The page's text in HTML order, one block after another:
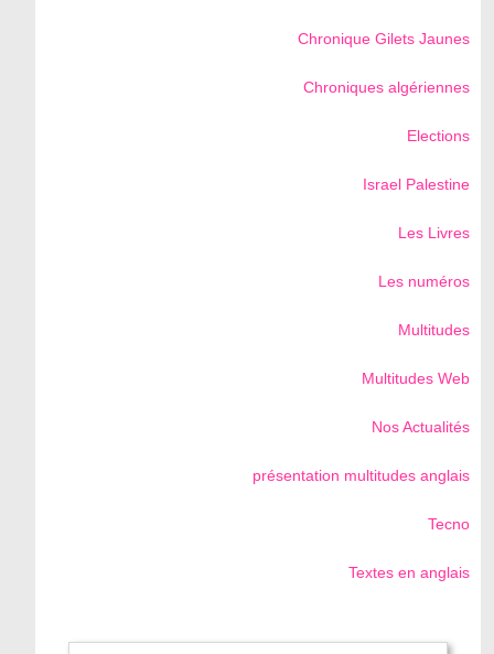
Chronique Gilets Jaunes
Chroniques algériennes
Elections
Israel Palestine
Les Livres
Les numéros
Multitudes
Multitudes Web
Nos Actualités
présentation multitudes anglais
Tecno
Textes en anglais